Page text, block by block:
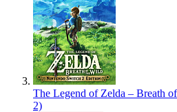
The Legend of Zelda – Breath
2)